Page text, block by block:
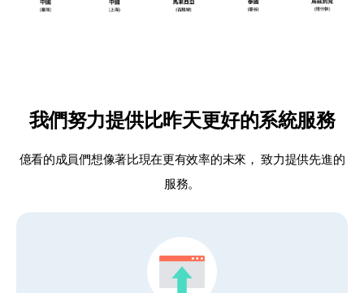
我們努力提供比昨天更好的系統服務
億看的成員們想像著比現在更有效率的未來， 致力提供先進的
服務。